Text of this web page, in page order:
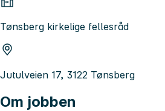
Tønsberg kirkelige fellesråd
Jutulveien 17, 3122 Tønsberg
Om jobben